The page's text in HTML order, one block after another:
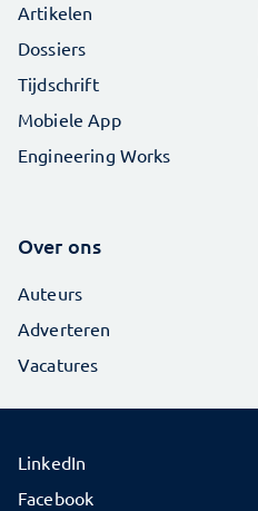
Artikelen
Dossiers
Tijdschrift
Mobiele App
Engineering Works
Over ons
Auteurs
Adverteren
Vacatures
LinkedIn
Facebook